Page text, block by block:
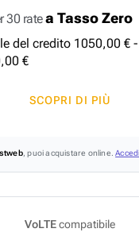
30 ratea Tasso Zero
del credito 1050,00 €
,00 €
SCOPRI DI PIÙ
, puoi acquistare online.
VoLTEcompatibile